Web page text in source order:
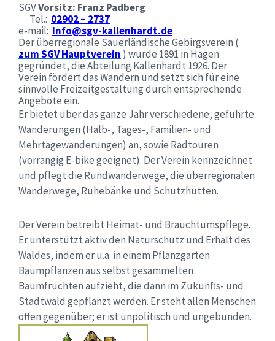
SGVVorsitz: Franz Padberg
Tel.: 02902 – 2737
e-mail: Info@sgv-kallenhardt.de
Der überregionale Sauerländische Gebirgsverein (
zum SGV Hauptverein ) wurde 1891 in Hagen
gegründet, die Abteilung Kallenhardt 1926. Der
Verein fördert das Wandern und setzt sich für eine
sinnvolle Freizeitgestaltung durch entsprechende
Angebote ein.
Er bietet über das ganze Jahr verschiedene, geführte
Wanderungen (Halb-, Tages-, Familien- und
Mehrtagewanderungen) an, sowie Radtouren
(vorrangig E-bike geeignet). Der Verein kennzeichnet
und pflegt die Rundwanderwege, die überregionalen
Wanderwege, Ruhebänke und Schutzhütten.
Der Verein betreibt Heimat- und Brauchtumspflege.
Er unterstützt aktiv den Naturschutz und Erhalt des
Waldes, indem er u.a. in einem Pflanzgarten
Baumpflanzen aus selbst gesammelten
Baumfrüchten aufzieht, die dann im Zukunfts- und
Stadtwald gepflanzt werden. Er steht allen Menschen
offen gegenüber; er ist unpolitisch und ungebunden.